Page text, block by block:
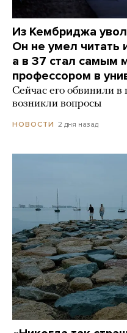
Из Кембриджа
Он не умел читать
а в 37 стал
профессором в
Сейчас его обвинили в
возникли вопросы
НОВОСТИ 2 дня назад